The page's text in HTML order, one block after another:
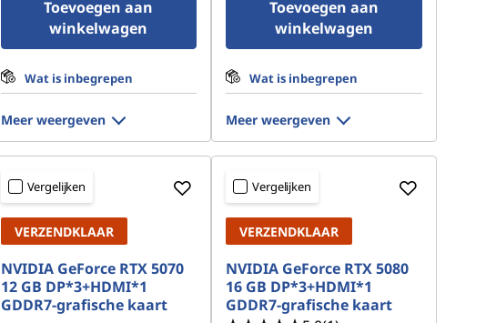
Toevoegen aan
winkelwagen
Wat is inbegrepen
Meer weergeven
Toevoegen aan
winkelwagen
Wat is inbegrepen
Meer weergeven
Vergelijken
VERZENDKLAAR
NVIDIA GeForce RTX 5070
12 GB DP*3+HDMI*1
GDDR7-grafische kaart
Vergelijken
VERZENDKLAAR
NVIDIA GeForce RTX 5080
16 GB DP*3+HDMI*1
GDDR7-grafische kaart